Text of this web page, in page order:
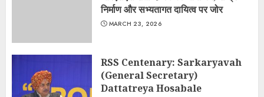
निर्माण और सभ्यतागत दायित्व पर जोर
MARCH 23, 2026
RSS Centenary: Sarkaryavah
(General Secretary)
Dattatreya Hosabale